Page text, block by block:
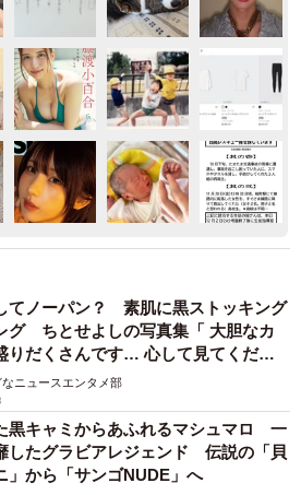
てノーパン？ 素肌に黒ストッキング
グ ちとせよしの写真集「 大胆なカ
りだくさんです… 心して見てくださ
なニュースエンタメ部
黒キャミからあふれるマシュマロ 一
したグラビアレジェンド 伝説の「貝
」から「サンゴNUDE」へ